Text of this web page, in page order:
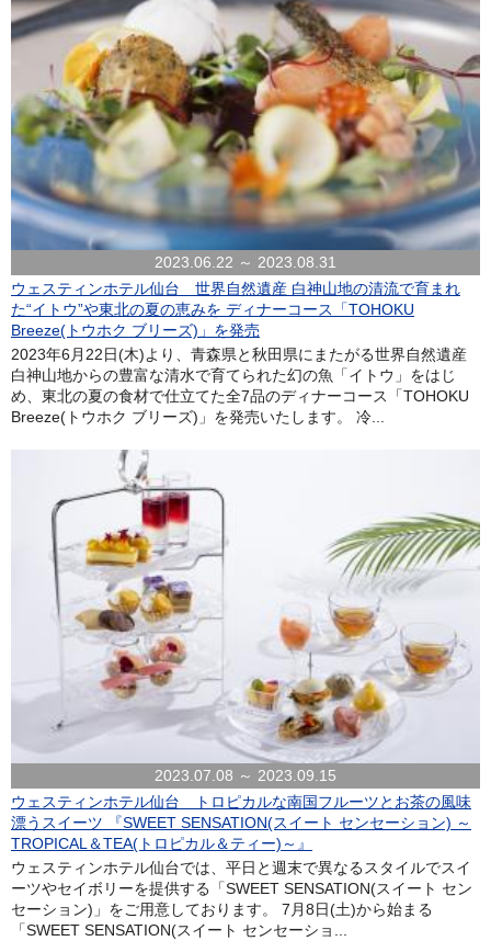
2023.06.22 ～ 2023.08.31
ウェスティンホテル仙台 世界自然遺産 白神山地の清流で育まれ
た“イトウ”や東北の夏の恵みを ディナーコース「TOHOKU
Breeze(トウホク ブリーズ)」を発売
2023年6月22日(木)より、青森県と秋田県にまたがる世界自然遺産
白神山地からの豊富な清水で育てられた幻の魚「イトウ」をはじ
め、東北の夏の食材で仕立てた全7品のディナーコース「TOHOKU
Breeze(トウホク ブリーズ)」を発売いたします。 冷...
2023.07.08 ～ 2023.09.15
ウェスティンホテル仙台 トロピカルな南国フルーツとお茶の風味
漂うスイーツ 『SWEET SENSATION(スイート センセーション) ～
TROPICAL＆TEA(トロピカル＆ティー)～』
ウェスティンホテル仙台では、平日と週末で異なるスタイルでスイ
ーツやセイボリーを提供する「SWEET SENSATION(スイート セン
セーション)」をご用意しております。 7月8日(土)から始まる
「SWEET SENSATION(スイート センセーショ...